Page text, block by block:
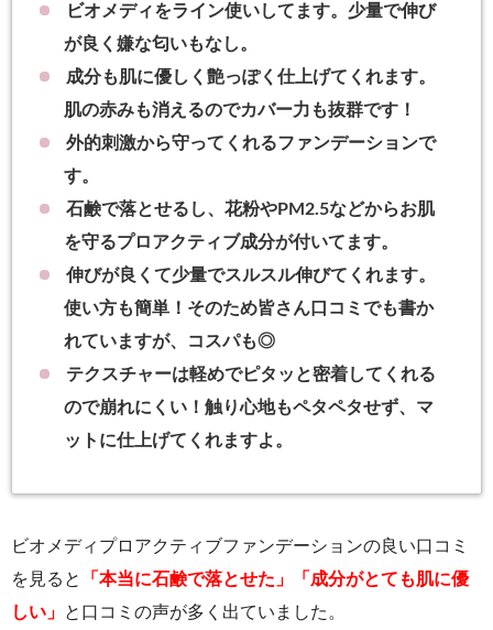
ビオメディをライン使いしてます。少量で伸び
が良く嫌な匂いもなし。
成分も肌に優しく艶っぽく仕上げてくれます。
肌の赤みも消えるのでカバー力も抜群です！
外的刺激から守ってくれるファンデーションで
す。
石鹸で落とせるし、花粉やPM2.5などからお肌
を守るプロアクティブ成分が付いてます。
伸びが良くて少量でスルスル伸びてくれます。
使い方も簡単！そのため皆さん口コミでも書か
れていますが、コスパも◎
テクスチャーは軽めでピタッと密着してくれる
ので崩れにくい！触り心地もペタペタせず、マ
ットに仕上げてくれますよ。
ビオメディプロアクティブファンデーションの良い口コミ
を見ると
「本当に石鹸で落とせた」「成分がとても肌に優
しい」
と口コミの声が多く出ていました。